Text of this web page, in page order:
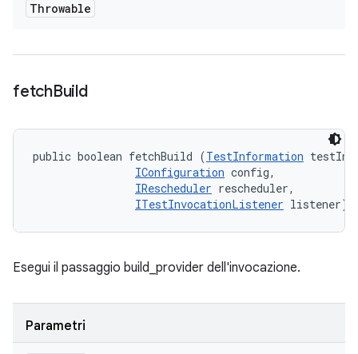
Throwable
fetchBuild
public boolean fetchBuild (TestInformation
IConfiguration config,
IRescheduler rescheduler,
ITestInvocationListener listener)
Esegui il passaggio build_provider dell'invocazione.
Parametri